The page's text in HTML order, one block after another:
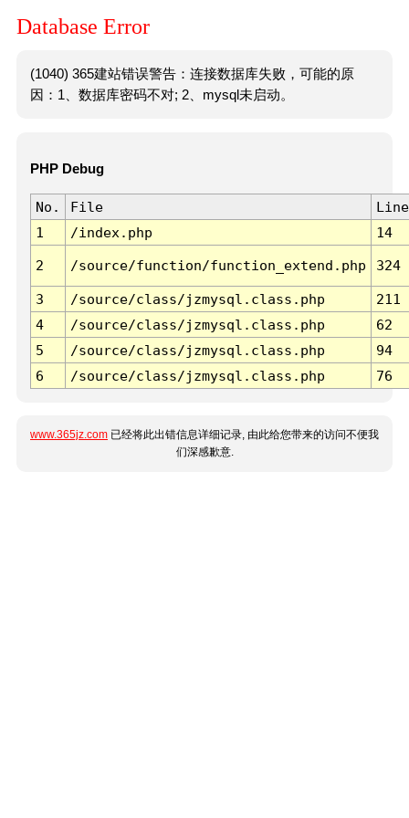
Database Error
(1040) 365建站错误警告：连接数据库失败，可能的原
因：1、数据库密码不对; 2、mysql未启动。
PHP Debug
No. File
Line
1
/index.php 14
2 /source/function/function_extend.php 324
3 /source/class/jzmysql.class.php
211
4
/source/class/jzmysql.class.php
62
5
/source/class/jzmysql.class.php
94
6
/source/class/jzmysql.class.php 76
www.365jz.com 已经将此出错信息详细记录, 由此给您带来的访问不便我
们深感歉意.